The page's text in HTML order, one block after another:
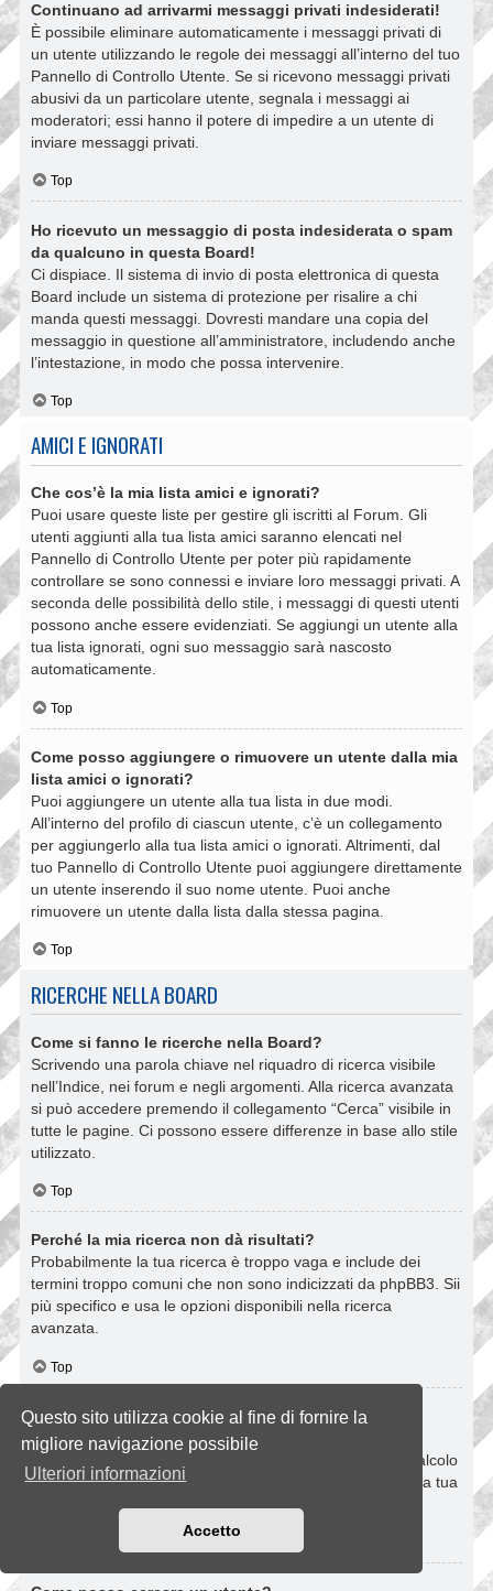
Questo sito utilizza cookie al fine di fornire la
migliore navigazione possibile
Ulteriori informazioni
Accetto
Continuano ad arrivarmi messaggi privati indesiderati!
È possibile eliminare automaticamente i messaggi privati ​​di
un utente utilizzando le regole dei messaggi all’interno del tuo
Pannello di Controllo Utente. Se si ricevono messaggi privati ​​
abusivi da un particolare utente, segnala i messaggi ai
moderatori; essi hanno il potere di impedire a un utente di
inviare messaggi privati​​.
Top
Ho ricevuto un messaggio di posta indesiderata o spam
da qualcuno in questa Board!
Ci dispiace. Il sistema di invio di posta elettronica di questa
Board include un sistema di protezione per risalire a chi
manda questi messaggi. Dovresti mandare una copia del
messaggio in questione all’amministratore, includendo anche
l’intestazione, in modo che possa intervenire.
Top
AMICI E IGNORATI
Che cos’è la mia lista amici e ignorati?
Puoi usare queste liste per gestire gli iscritti al Forum. Gli
utenti aggiunti alla tua lista amici saranno elencati nel
Pannello di Controllo Utente per poter più rapidamente
controllare se sono connessi e inviare loro messaggi privati. A
seconda delle possibilità dello stile, i messaggi di questi utenti
possono anche essere evidenziati. Se aggiungi un utente alla
tua lista ignorati, ogni suo messaggio sarà nascosto
automaticamente.
Top
Come posso aggiungere o rimuovere un utente dalla mia
lista amici o ignorati?
Puoi aggiungere un utente alla tua lista in due modi.
All’interno del profilo di ciascun utente, c’è un collegamento
per aggiungerlo alla tua lista amici o ignorati. Altrimenti, dal
tuo Pannello di Controllo Utente puoi aggiungere direttamente
un utente inserendo il suo nome utente. Puoi anche
rimuovere un utente dalla lista dalla stessa pagina.
Top
RICERCHE NELLA BOARD
Come si fanno le ricerche nella Board?
Scrivendo una parola chiave nel riquadro di ricerca visibile
nell’Indice, nei forum e negli argomenti. Alla ricerca avanzata
si può accedere premendo il collegamento “Cerca” visibile in
tutte le pagine. Ci possono essere differenze in base allo stile
utilizzato.
Top
Perché la mia ricerca non dà risultati?
Probabilmente la tua ricerca è troppo vaga e include dei
termini troppo comuni che non sono indicizzati da phpBB3. Sii
più specifico e usa le opzioni disponibili nella ricerca
avanzata.
Top
Perché la mia ricerca dà come risultato una pagina
vuota?
La tua ricerca ha dato troppi risultati per le capacità di calcolo
del server. Usa la ricerca avanzata e sii più specifico nella tua